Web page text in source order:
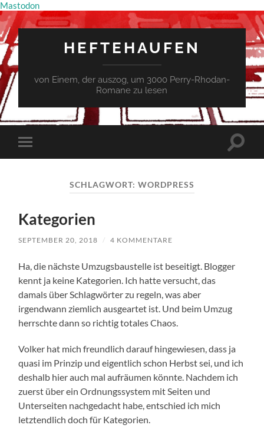
Mastodon
HEFTEHAUFEN
von Einem, der auszog, um 3000 Perry-Rhodan-
Romane zu lesen
Mobile-
Menü
SCHLAGWORT: WORDPRESS
Kategorien
SEPTEMBER 20, 2018 / 4 KOMMENTARE
Ha, die nächste Umzugsbaustelle ist beseitigt. Blogger
kennt ja keine Kategorien. Ich hatte versucht, das
damals über Schlagwörter zu regeln, was aber
irgendwann ziemlich ausgeartet ist. Und beim Umzug
herrschte dann so richtig totales Chaos.
Volker hat mich freundlich darauf hingewiesen, dass ja
quasi im Prinzip und eigentlich schon Herbst sei, und ich
deshalb hier auch mal aufräumen könnte. Nachdem ich
zuerst über ein Ordnungssystem mit Seiten und
Unterseiten nachgedacht habe, entschied ich mich
letztendlich doch für Kategorien.